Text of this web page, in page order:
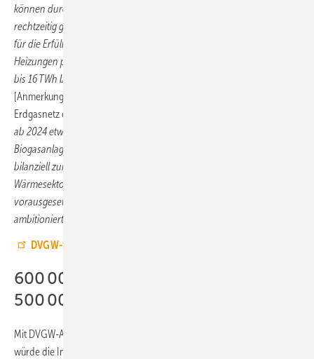
können durch die richtigen politischen Rahmenbedingungen
rechtzeitig gehoben werden. Nach Berechnungen des DVGW würde
für die Erfüllung des 65-%-Anteils für 600 000 verbaute Gas-
Heizungen pro Jahr ein jährlicher zusätzlicher Grüngas-Bedarf von 8
bis 16 TWh bei einem durchschnittlichen Heizwärmebedarf bestehen
[Anmerkung: Aktuell werden rund 11 TWh/a Biomethan in das
Erdgasnetz eingespeist].
ab 2024 etwa durch eine sukzessive Umrüstung des
Biogasanlagenbestands zu heben und könnte dem Endkunden
bilanziell zur Verfügung gestellt werden. Spätestens ab 2030 kann der
Wärmesektor auch mit klimaneutralem Wasserstoff versorgt werden –
vorausgesetzt die Politik stellt schon heute die Weichen für einen
ambitionierten Hochlauf.“
DVGW-Stellungnahme zur 65-Prozent-EE-Konsultation
600 000 Gas-Heizungen und
500 000 Wärmepumpen pro Jahr?
Mit DVGW-Angabe „600 000 verbauten Gas-Heizungen pro Jahr“
würde die Installation von neuen Gas-Heizungen auf dem aktuellen